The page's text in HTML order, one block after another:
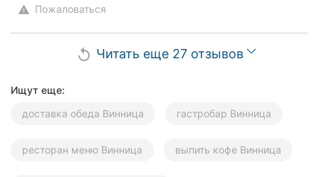
warning Пожаловаться
replay Читать еще 27 отзывов
Ищут еще:
доставка обеда Винница
гастробар Винница
ресторан меню Винница выпить кофе Винница